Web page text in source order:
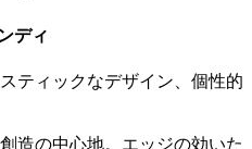
ディ
ティックなデザイン、個性的
造の中心地。エッジの効いた